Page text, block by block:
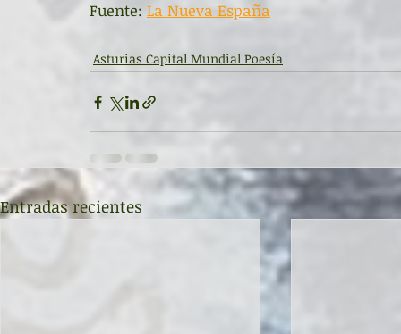
Fuente: La Nueva España
Asturias Capital Mundial Poesía
Entradas recientes